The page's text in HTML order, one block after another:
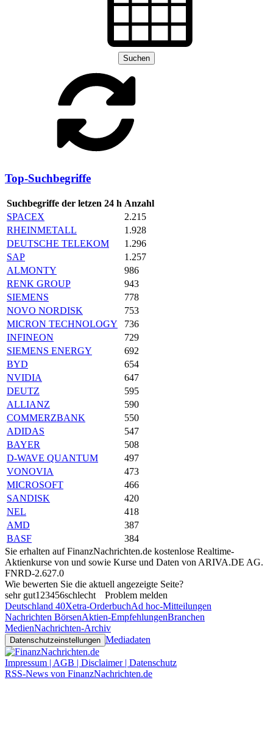
Suchen
Top-Suchbegriffe
Suchbegriffe der letzen 24 h Anzahl
SPACEX
2.215
RHEINMETALL
1.928
DEUTSCHE TELEKOM
1.296
SAP
1.257
ALMONTY
986
RENK GROUP
943
SIEMENS
778
NOVO NORDISK
753
MICRON TECHNOLOGY
736
INFINEON
729
SIEMENS ENERGY
692
BYD
654
NVIDIA
647
DEUTZ
595
ALLIANZ
590
COMMERZBANK
550
ADIDAS
547
BAYER
508
D-WAVE QUANTUM
497
VONOVIA
473
MICROSOFT
466
SANDISK
420
NEL
418
AMD
387
BASF
384
Sie erhalten auf FinanzNachrichten.de kostenlose Realtime-
Aktienkurse von und sowie Kurse und Daten von ARIVA.DE AG.
FNRD-2.627.0
Wie bewerten Sie die aktuell angezeigte Seite?
sehr gut1 23456schlecht
Problem melden
Deutschland 40Xetra-OrderbuchAd hoc-Mitteilungen
Nachrichten BörsenAktien-EmpfehlungenBranchen
MedienNachrichten-Archiv
Datenschutzeinstellungen Mediadaten
Impressum | AGB | Disclaimer | Datenschutz
RSS-News von FinanzNachrichten.de